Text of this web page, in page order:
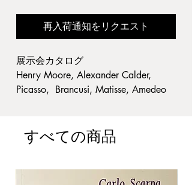
再入荷通知をリクエスト
展示会カタログ
Henry Moore, Alexander Calder,
Picasso, Brancusi, Matisse, Amedeo
Giacometti, Julio Gonzalez, David
Hare などの作品を収録
すべての商品